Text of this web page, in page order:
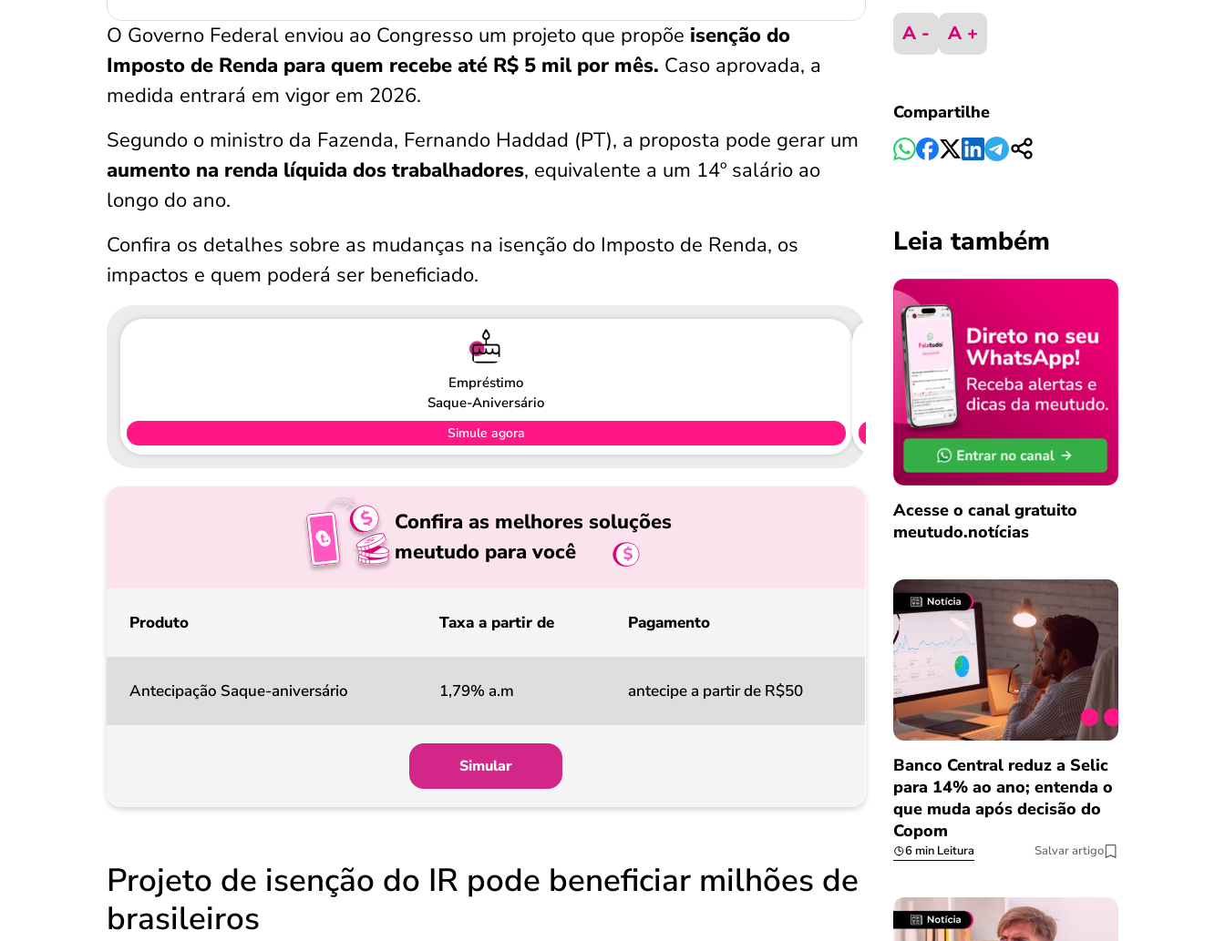
O Governo Federal enviou ao Congresso um projeto que propõe isenção do
Imposto de Renda para quem recebe até R$ 5 mil por mês. Caso aprovada, a
medida entrará em vigor em 2026.
Segundo o ministro da Fazenda, Fernando Haddad (PT), a proposta pode gerar um
aumento na renda líquida dos trabalhadores, equivalente a um 14º salário ao
longo do ano.
Confira os detalhes sobre as mudanças na isenção do Imposto de Renda, os
impactos e quem poderá ser beneficiado.
Empréstimo
Saque-Aniversário
Simule agora
Confira as melhores soluções
meutudo para você
Produto Taxa a partir de Pagamento
Antecipação Saque-aniversário 1,79% a.m antecipe a partir de R$50
Simular
Projeto de isenção do IR pode beneficiar milhões de
brasileiros
A - A +
Compartilhe
Leia também
Acesse o canal gratuito
meutudo.notícias
Banco Central reduz a Selic
para 14% ao ano; entenda o
que muda após decisão do
Copom
6 min Leitura Salvar artigo